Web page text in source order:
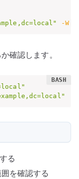
-W
確認します。
る
を確認する